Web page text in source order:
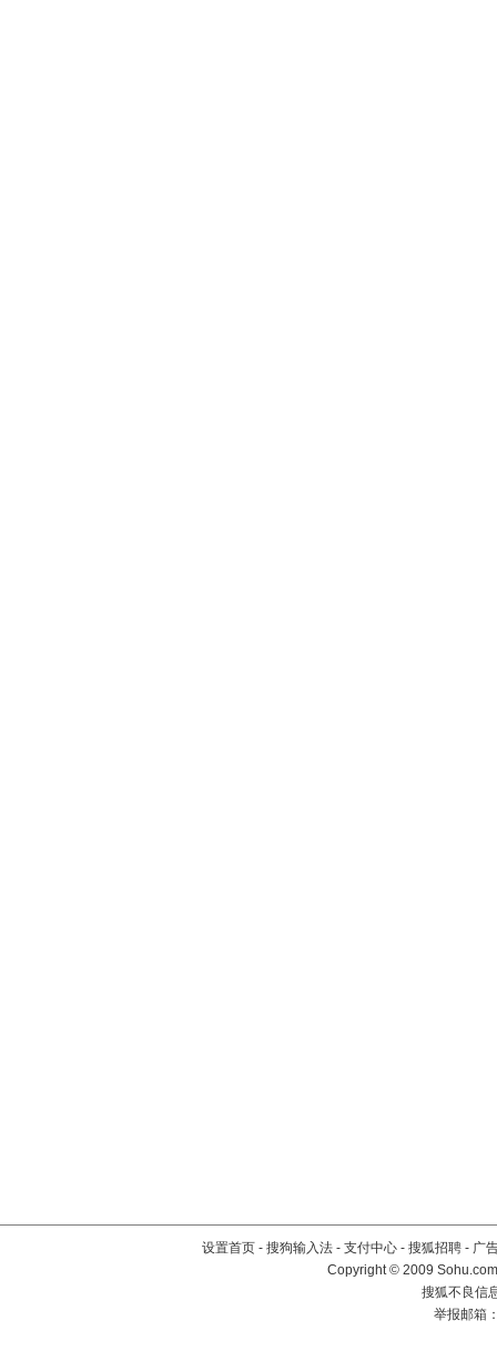
设置首页 - 搜狗输入法 - 支付中心 - 搜狐招聘 - 广
Copyright © 2009
搜狐不良信
举报邮箱